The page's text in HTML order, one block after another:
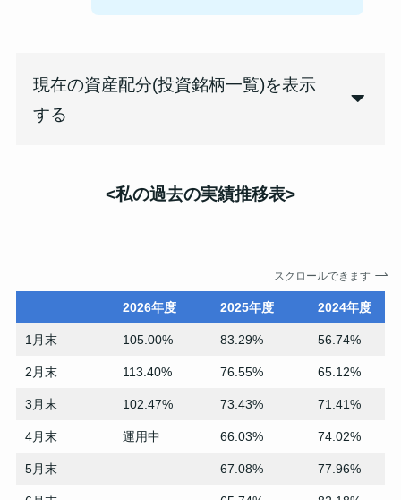
現在の資産配分(投資銘柄一覧)を表示
する
<私の過去の実績推移表>
スクロールできます
2026年度 2025年度 2024年度
1月末 105.00% 83.29% 56.74%
2月末 113.40% 76.55% 65.12%
3月末 102.47% 73.43% 71.41%
4月末 運用中 66.03% 74.02%
5月末 67.08% 77.96%